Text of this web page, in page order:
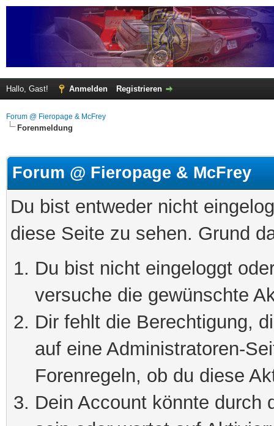
Hallo, Gast! Anmelden Registrieren
Forum @ Fieropage & McFrey
Forenmeldung
Forum @ Fieropage & McFrey
Du bist entweder nicht
diese Seite zu sehen. Grund
Du bist nicht eingeloggt
versuche die gewünschte
Dir fehlt die Berechtigung,
auf eine Administratoren-
Forenregeln, ob du diese
Dein Account könnte durch